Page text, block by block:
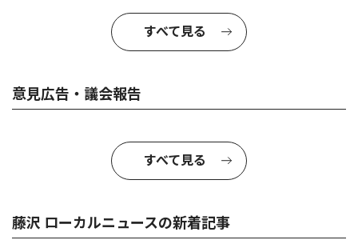
すべて見る
意見広告・議会報告
すべて見る
藤沢 ローカルニュースの新着記事